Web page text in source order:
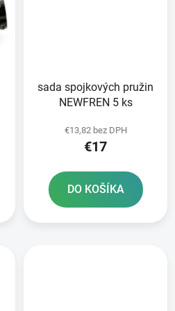
sada spojkových pružin
NEWFREN 5 ks
€13,82 bez DPH
€17
DO KOŠÍKA